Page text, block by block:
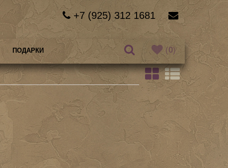
+7 (925) 312 1681
(0)
ПОДАРКИ